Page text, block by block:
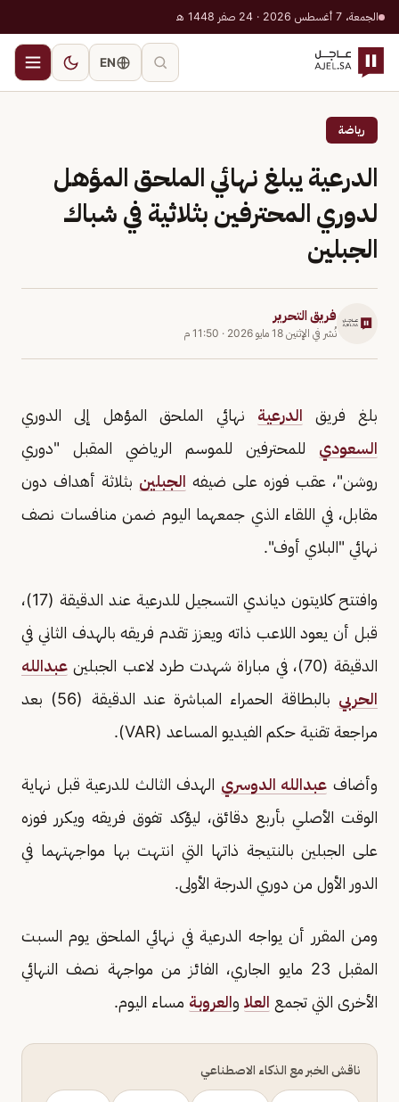
الجمعة، 7 أغسطس 2026 · 24 صفر 1448 هـ
EN
رياضة
الدرعية يبلغ نهائي الملحق المؤهل
لدوري المحترفين بثلاثية في شباك
الجبلين
فريق التحرير
نُشر في الإثنين 18 مايو 2026 · 11:50 م
بلغ فريق الدرعية نهائي الملحق المؤهل إلى الدوري
السعودي للمحترفين للموسم الرياضي المقبل "دوري
روشن"، عقب فوزه على ضيفه الجبلين بثلاثة أهداف دون
مقابل، في اللقاء الذي جمعهما اليوم ضمن منافسات نصف
نهائي "البلاي أوف".
وافتتح كلايتون دياندي التسجيل للدرعية عند الدقيقة (17)،
قبل أن يعود اللاعب ذاته ويعزز تقدم فريقه بالهدف الثاني في
الدقيقة (70)، في مباراة شهدت طرد لاعب الجبلين
عبدالله
الحربي
بالبطاقة الحمراء المباشرة عند الدقيقة (56) بعد
مراجعة تقنية حكم الفيديو المساعد (VAR).
وأضاف عبدالله الدوسري الهدف الثالث للدرعية قبل نهاية
الوقت الأصلي بأربع دقائق، ليؤكد تفوق فريقه ويكرر فوزه
على الجبلين بالنتيجة ذاتها التي انتهت بها مواجهتهما في
الدور الأول من دوري الدرجة الأولى.
ومن المقرر أن يواجه الدرعية في نهائي الملحق يوم السبت
المقبل 23 مايو الجاري، الفائز من مواجهة نصف النهائي
الأخرى التي تجمع العلا والعروبة مساء اليوم.
ناقش الخبر مع الذكاء الاصطناعي